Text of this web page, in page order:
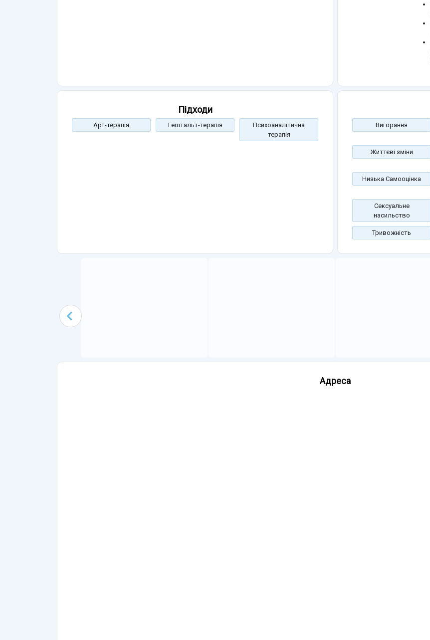
Підходи
Арт-терапія Гештальт-терапія
Психоаналітична
терапія
Вигорання
Життєві зміни
Низька Самооцінка
Сексуальне
насильство
Тривожність
Адреса